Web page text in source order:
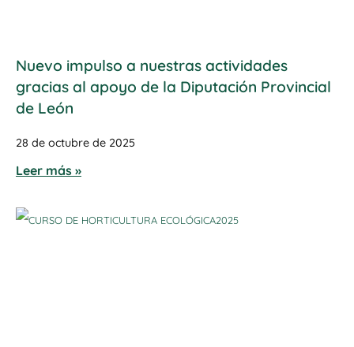
Nuevo impulso a nuestras actividades
gracias al apoyo de la Diputación Provincial
de León
28 de octubre de 2025
Leer más »